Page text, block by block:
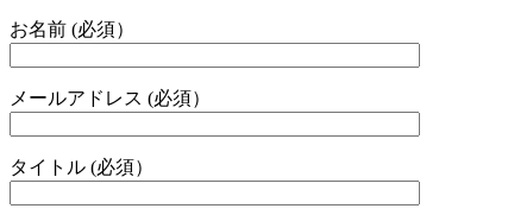
お名前 (必須）
メールアドレス (必須）
タイトル (必須）